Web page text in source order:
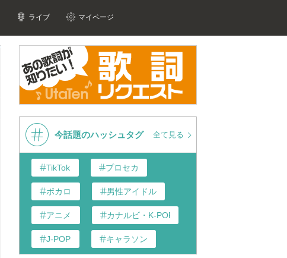
ライブ マイページ
今話題のハッシュタグ 全て見る
TikTok プロセカ
ボカロ 男性アイドル
アニメ カナルビ・K-POP和訳
J-POP キャラソン